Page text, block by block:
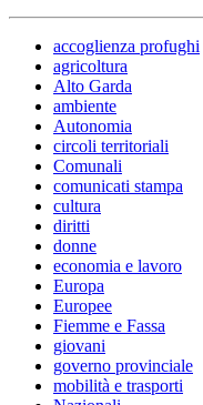
accoglienza profughi
agricoltura
Alto Garda
ambiente
Autonomia
circoli territoriali
Comunali
comunicati stampa
cultura
diritti
donne
economia e lavoro
Europa
Europee
Fiemme e Fassa
giovani
governo provinciale
mobilità e trasporti